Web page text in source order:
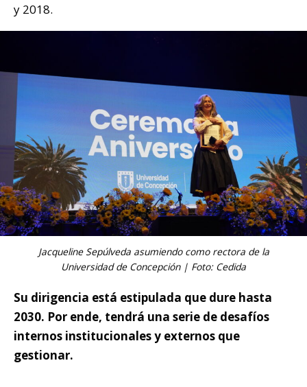
y 2018.
Jacqueline Sepúlveda asumiendo como rectora de la
Universidad de Concepción | Foto: Cedida
Su dirigencia está estipulada que dure hasta
2030. Por ende, tendrá una serie de desafíos
internos institucionales y externos que
gestionar.